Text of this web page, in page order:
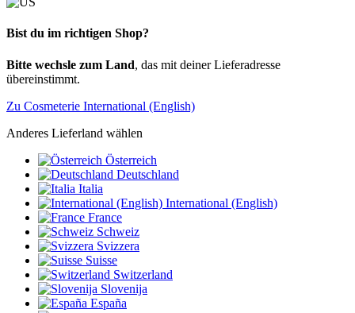
Bist du im richtigen Shop?
Bitte wechsle zum Land, das mit deiner Lieferadresse
übereinstimmt.
Zu Cosmeterie International (English)
Anderes Lieferland wählen
Österreich
Deutschland
Italia
International (English)
France
Schweiz
Svizzera
Suisse
Switzerland
Slovenija
España